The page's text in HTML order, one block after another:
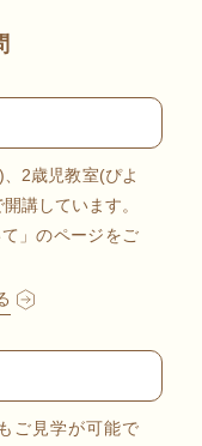
2歳児教室(ぴよ
講しています。
」のページをご
ご見学が可能で